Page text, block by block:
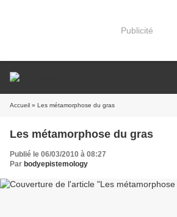
Publicité
Accueil » Les métamorphose du gras
Les métamorphose du gras
Publié le 06/03/2010 à 08:27
Par bodyepistemology